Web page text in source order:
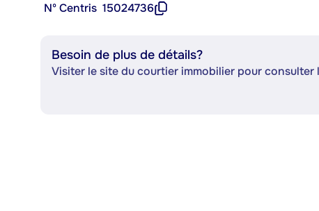
Nº Centris 15024736
Besoin de plus de détails?
Visiter le site du courtier immobilier pour